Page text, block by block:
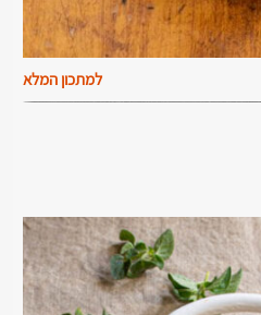
למתכון המלא